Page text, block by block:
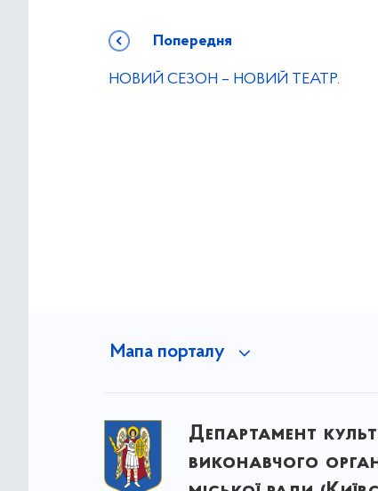
Попередня
НОВИЙ СЕЗОН – НОВИЙ ТЕАТР.
Мапа порталу
Департамент
виконавчого